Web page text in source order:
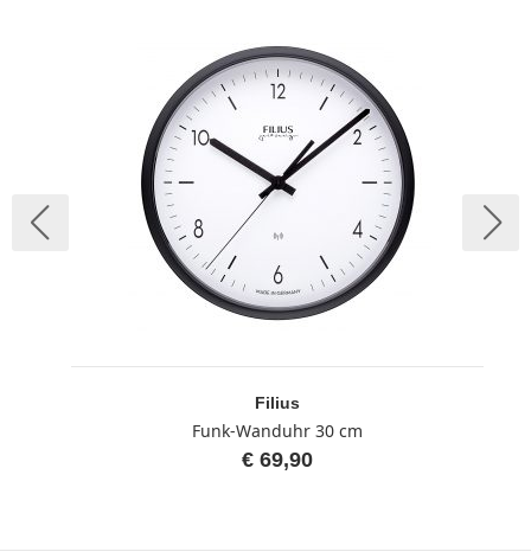
Filius
Funk-Wanduhr 30 cm
€ 69,90